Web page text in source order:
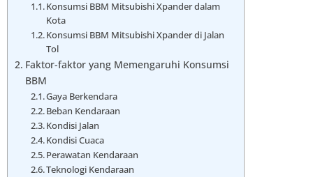
Konsumsi BBM Mitsubishi Xpander dalam
Kota
Konsumsi BBM Mitsubishi Xpander di Jalan
Tol
Faktor-faktor yang Memengaruhi Konsumsi
BBM
Gaya Berkendara
Beban Kendaraan
Kondisi Jalan
Kondisi Cuaca
Perawatan Kendaraan
Teknologi Kendaraan